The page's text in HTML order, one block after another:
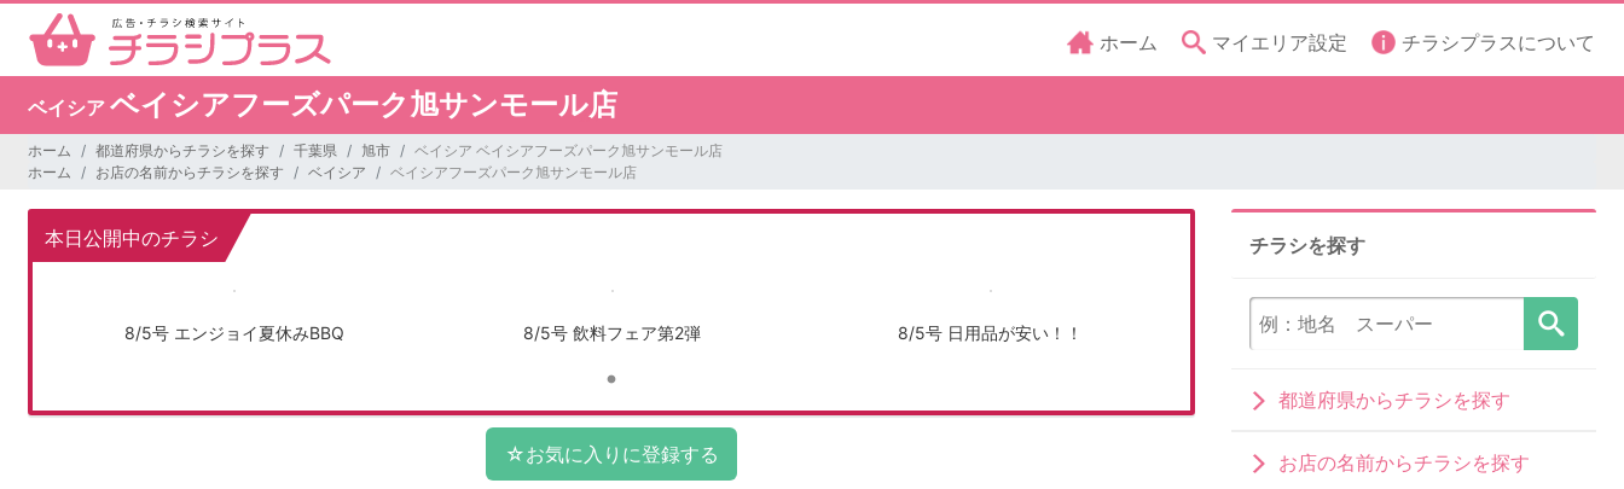
ホーム マイエリア設定 チラシプラスについて
ベイシア ベイシアフーズパーク旭サンモール店
ホーム 都道府県からチラシを探す 千葉県 旭市
ベイシア ベイシアフーズパーク旭サンモール店
ホーム
お店の名前からチラシを探す ベイシア ベイシアフーズパーク旭サンモール店
本日公開中のチラシ
8/5号 エンジョイ夏休みBBQ 8/5号 飲料フェア第2弾 8/5号 日用品が安い！！
チラシを探す
都道府県からチラシを探す
お店の名前からチラシを探す